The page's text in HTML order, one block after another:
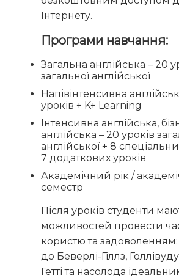
Інтернету.
Програми навчання:
Загальна англійська – 20
загальної англійської
Напівінтенсивна
уроків + K+ Learning
Інтенсивна англійська,
англійська – 20 уроків
англійської + 8
7 додаткових уроків
Академічний рік /
семестр
Після уроків студенти
можливостей провести
користю та задоволенням:
до Беверлі-Гіллз,
Гетті та насолода